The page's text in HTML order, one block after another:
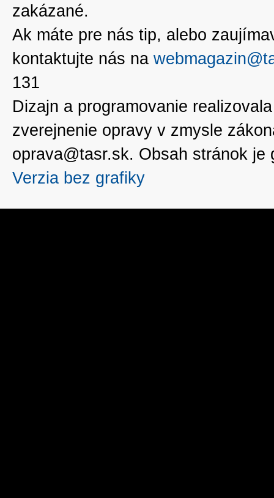
zakázané.
Ak máte pre nás tip, alebo
kontaktujte nás na
131
Dizajn a programovanie
zverejnenie opravy v zmysle
oprava@tasr.sk. Obsah stránok
Verzia bez grafiky